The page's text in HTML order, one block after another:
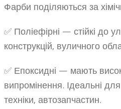
Фарби поділяються за
✅ Поліефірні — стійкі до
конструкцій, вуличного
✅ Епоксидні — мають
випромінення. Ідеальні
техніки, автозапчастин.